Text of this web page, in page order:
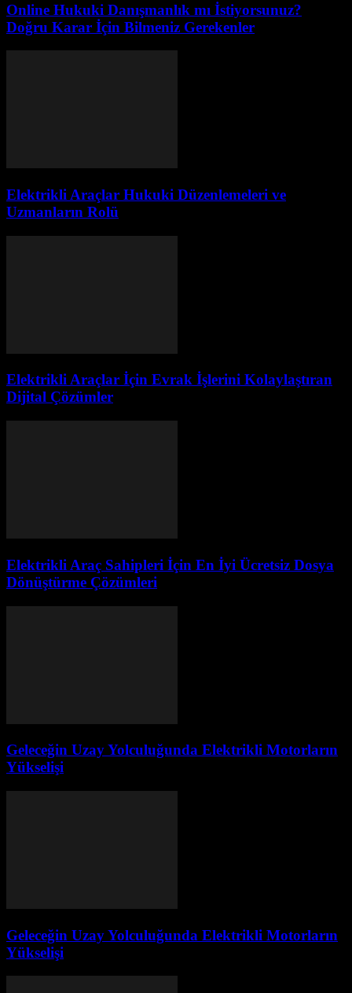
Online Hukuki Danışmanlık mı İstiyorsunuz?
Doğru Karar İçin Bilmeniz Gerekenler
Elektrikli Araçlar Hukuki Düzenlemeleri ve
Uzmanların Rolü
Elektrikli Araçlar İçin Evrak İşlerini Kolaylaştıran
Dijital Çözümler
Elektrikli Araç Sahipleri İçin En İyi Ücretsiz Dosya
Dönüştürme Çözümleri
Geleceğin Uzay Yolculuğunda Elektrikli Motorların
Yükselişi
Geleceğin Uzay Yolculuğunda Elektrikli Motorların
Yükselişi